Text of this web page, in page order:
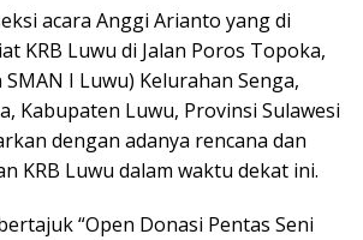
acara Anggi Arianto yang di
KRB Luwu di Jalan Poros Topoka,
I Luwu) Kelurahan Senga,
Kabupaten Luwu, Provinsi Sulawesi
dengan adanya rencana dan
KRB Luwu dalam waktu dekat ini.
“Open Donasi Pentas Seni